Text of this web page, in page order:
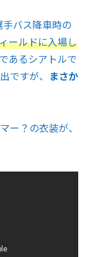
バス降車時の
ールドに入場し
あるシアトルで
ですが、 まさか
ー？の衣装が、